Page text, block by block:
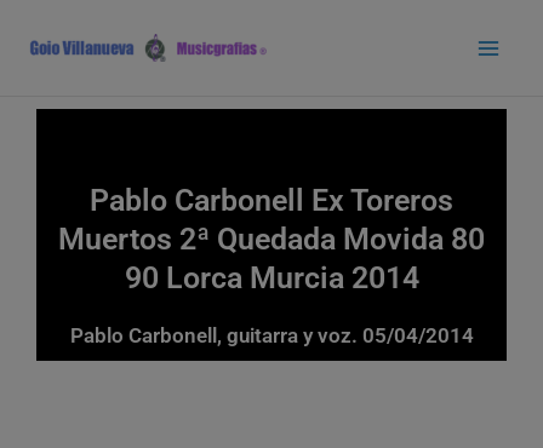
contenido
Pablo Carbonell Ex Toreros
Muertos 2ª Quedada Movida 80
90 Lorca Murcia 2014
Pablo Carbonell, guitarra y voz. 05/04/2014